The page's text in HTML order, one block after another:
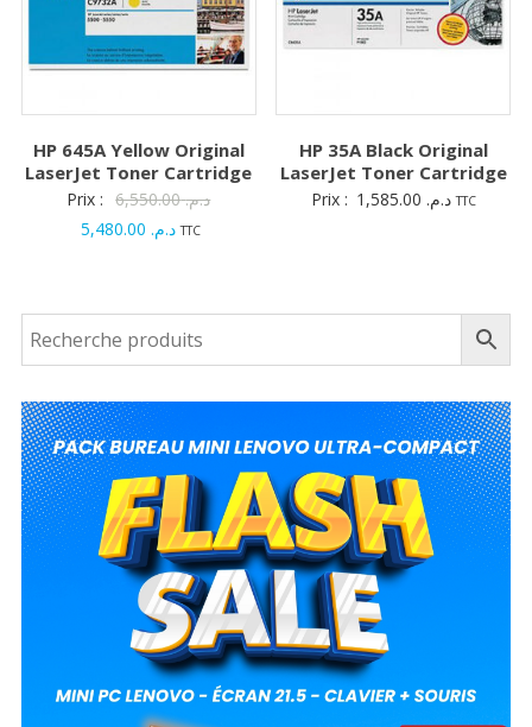
HP 645A Yellow Original
LaserJet Toner Cartridge
Prix : د.م.6,550.00
Le
د.م. 6,550.00.
د.م.Le
est :
TTC
HP 35A Black Original
LaserJet Toner Cartridge
Prix : د.م. TTC